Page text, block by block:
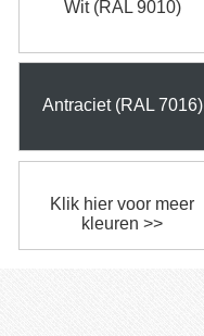
Wit (RAL 9010)
Antraciet (RAL 7016)
Klik hier voor meer
kleuren >>